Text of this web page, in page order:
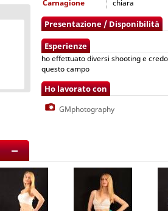
Carnagione
chiara
Presentazione / Disponibilità
Esperienze
ho effettuato diversi shooting e
questo campo
Ho lavorato con
GMphotography